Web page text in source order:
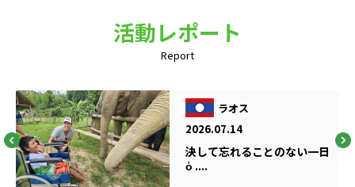
活動レポート
Report
ラオス
2026.07.14
決して忘れることのない一日
ὁ ....